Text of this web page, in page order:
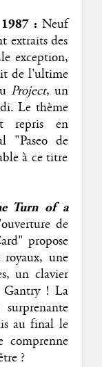
: Neuf
extraits des
exception,
de l'ultime
Project, un
Le thème
repris en
"Paseo de
à ce titre
Turn of a
de
propose
une
un clavier
Gantry ! La
au final le
comprenne
?